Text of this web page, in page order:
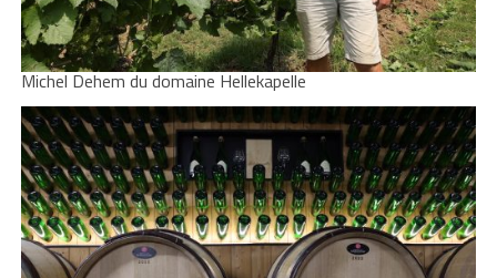
Michel Dehem du domaine Hellekapelle